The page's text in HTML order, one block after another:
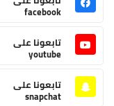
facebook
تابعونا على
youtube
تابعونا على
snapchat